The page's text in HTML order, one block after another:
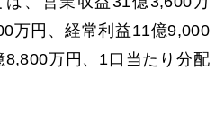
万円、経常利益11億9,000
万円、1口当たり分配